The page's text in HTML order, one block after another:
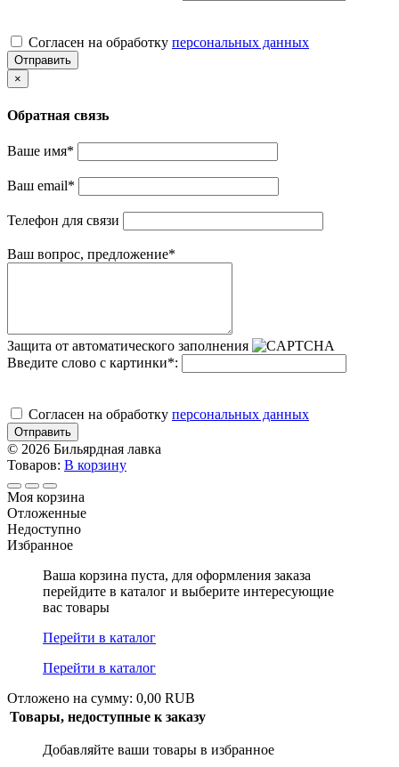
Cогласен на обработку персональных данных
Отправить
×
Обратная связь
Ваше имя*
Ваш email*
Телефон для связи
Ваш вопрос, предложение*
Защита от автоматического заполнения
Введите слово с картинки*:
Cогласен на обработку персональных данных
Отправить
© 2026 Бильярдная лавка
Товаров: В корзину
Моя корзина
Отложенные
Недоступно
Избранное
Ваша корзина пуста, для оформления заказа
перейдите в каталог и выберите интересующие
вас товары
Перейти в каталог
Перейти в каталог
Отложено на сумму: 0,00 RUB
Товары, недоступные к заказу
Добавляйте ваши товары в избранное